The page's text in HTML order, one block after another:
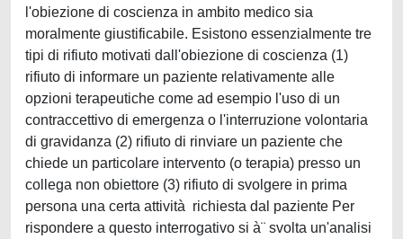
l'obiezione di coscienza in ambito medico sia
moralmente giustificabile. Esistono essenzialmente tre
tipi di rifiuto motivati dall'obiezione di coscienza (1)
rifiuto di informare un paziente relativamente alle
opzioni terapeutiche come ad esempio l'uso di un
contraccettivo di emergenza o l'interruzione volontaria
di gravidanza (2) rifiuto di rinviare un paziente che
chiede un particolare intervento (o terapia) presso un
collega non obiettore (3) rifiuto di svolgere in prima
persona una certa attività richiesta dal paziente Per
rispondere a questo interrogativo si à¨ svolta un'analisi